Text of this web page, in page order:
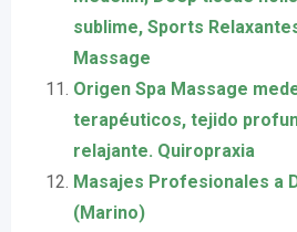
sublime, Sports
Massage
Origen Spa Massage
terapéuticos, tejido
relajante. Quiropraxia
Masajes Profesionales a
(Marino)